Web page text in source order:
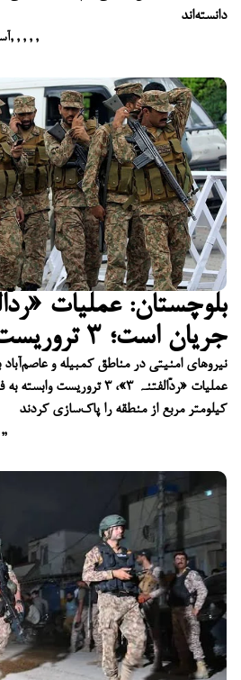
دانسته‌اند
, , , , ,
جریان است؛ ۳ تروریست کشته شدند
نیروهای امنیتی در مناطق کمبیله و
کیلومتر مربع از منطقه را پاک‌سازی کردند
,,